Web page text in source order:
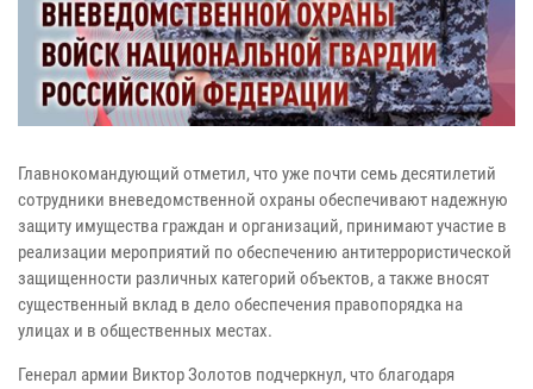
Главнокомандующий отметил, что уже почти семь десятилетий
сотрудники вневедомственной охраны обеспечивают надежную
защиту имущества граждан и организаций, принимают участие в
реализации мероприятий по обеспечению антитеррористической
защищенности различных категорий объектов, а также вносят
существенный вклад в дело обеспечения правопорядка на
улицах и в общественных местах.
Генерал армии Виктор Золотов подчеркнул, что благодаря